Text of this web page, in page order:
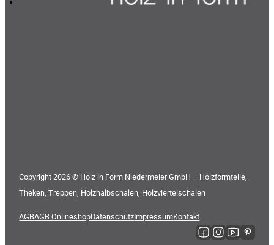
Copyright 2026 © Holz in Form Niedermeier GmbH – Holzformteile,
Theken, Treppen, Holzhalbschalen, Holzviertelschalen
AGBAGB OnlineshopDatenschutzImpressumKontakt
Folge uns auf
Folge uns auf
Folge uns auf
Folge